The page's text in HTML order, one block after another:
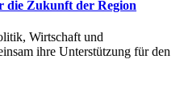
die Zukunft der Region
Wirtschaft und
ihre Unterstützung für den